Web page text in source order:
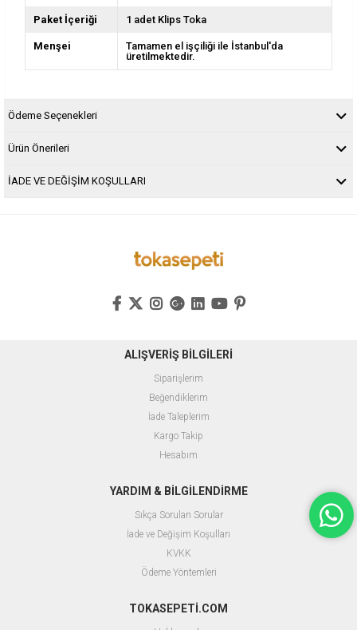
Paket İçeriği 1 adet Klips Toka
Menşei
Tamamen el işçiliği ile İstanbul'da
üretilmektedir.
Ödeme Seçenekleri
Ürün Önerileri
İADE VE DEĞİŞİM KOŞULLARI
ALIŞVERİŞ BİLGİLERİ
Siparişlerim
Beğendiklerim
İade Taleplerim
Kargo Takip
Hesabım
YARDIM & BİLGİLENDİRME
Sıkça Sorulan Sorular
İade ve Değişim Koşulları
KVKK
Ödeme Yöntemleri
TOKASEPETİ.COM